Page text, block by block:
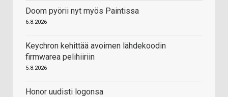
Doom pyörii nyt myös Paintissa
6.8.2026
Keychron kehittää avoimen lähdekoodin
firmwarea pelihiiriin
5.8.2026
Honor uudisti logonsa